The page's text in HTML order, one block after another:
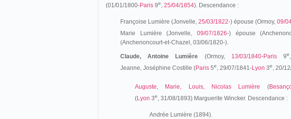
(01/01/1800-Paris 9e, 25/04/1854). Descendance :
Françoise Lumière (Jonvelle, 25/03/1822-) épouse (Ormoy, 09/
Marie Lumière (Jonvelle, 09/07/1826-) épouse
(Anchenoncourt-et-Chazel, 03/06/1820-).
Claude, Antoine Lumière (Ormoy, 13/03/1840-Paris9e
Jeanne, Joséphine Costille (Paris 5e, 29/07/1841-Lyon 3e, 20/
Auguste, Marie, Louis, Nicolas Lumière (
(Lyon 3e, 31/08/1893) Marguerite Wincker. Descendance :
Andrée Lumière (1894).